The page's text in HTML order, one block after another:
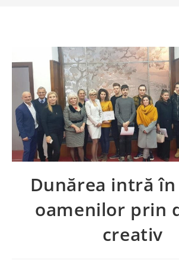
Dunărea intră în
oamenilor prin
creativ